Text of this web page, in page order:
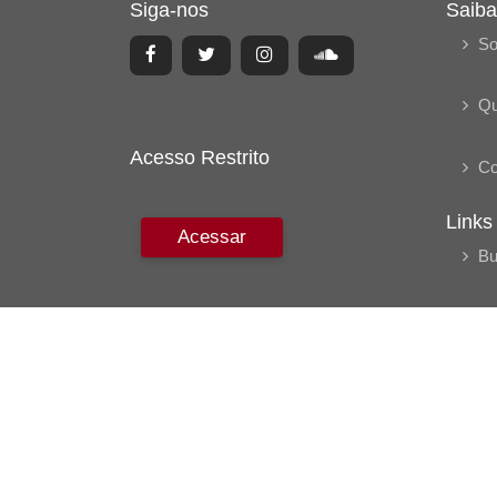
Siga-nos
Acesso Restrito
Acessar